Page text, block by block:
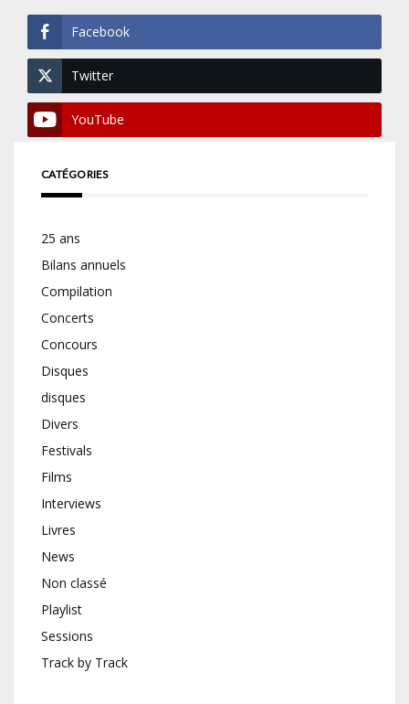
Facebook
Twitter
YouTube
CATÉGORIES
25 ans
Bilans annuels
Compilation
Concerts
Concours
Disques
disques
Divers
Festivals
Films
Interviews
Livres
News
Non classé
Playlist
Sessions
Track by Track